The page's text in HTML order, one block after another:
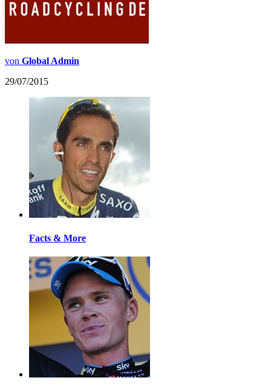
von Global Admin
29/07/2015
Facts & More